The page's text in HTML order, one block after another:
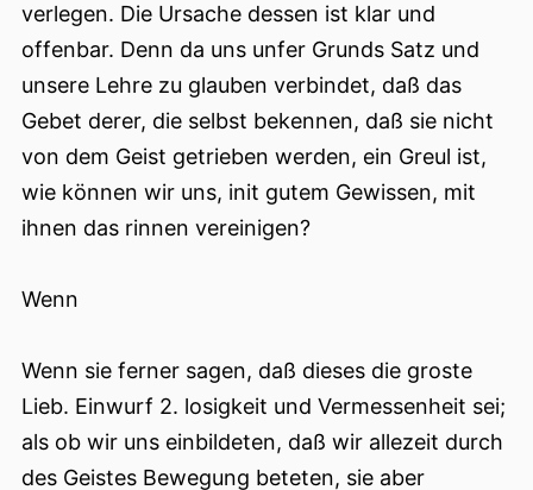
verlegen. Die Ursache dessen ist klar und
offenbar. Denn da uns unfer Grunds Satz und
unsere Lehre zu glauben verbindet, daß das
Gebet derer, die selbst bekennen, daß sie nicht
von dem Geist getrieben werden, ein Greul ist,
wie können wir uns, init gutem Gewissen, mit
ihnen das rinnen vereinigen?
Wenn
Wenn sie ferner sagen, daß dieses die groste
Lieb. Einwurf 2. losigkeit und Vermessenheit sei;
als ob wir uns einbildeten, daß wir allezeit durch
des Geistes Bewegung beteten, sie aber